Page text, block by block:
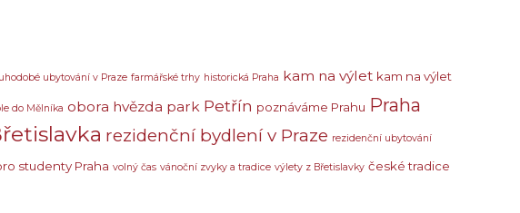
ubytování v Praze farmářské trhy historická Praha kam na výlet kam na výlet
do Mělníka obora hvězda park Petřín poznáváme Prahu Praha
rezidenční bydlení v Praze rezidenční ubytování
studenty Praha volný čas vánoční zvyky a tradice výlety z Břetislavky české tradice